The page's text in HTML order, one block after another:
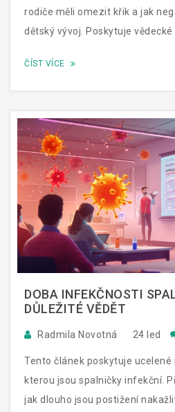
rodiče měli omezit křik a jak
dětský vývoj. Poskytuje vědecké
komunikaci s našimi dětmi, a
ČÍST VÍCE
DOBA INFEKČNOSTI
DŮLEŽITÉ VĚDĚT
Radmila Novotná 24 led
Tento článek poskytuje ucelené
kterou jsou spalničky infekční.
jak dlouho jsou postižení